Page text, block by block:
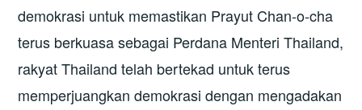
demokrasi untuk memastikan Prayut Chan-o-cha
terus berkuasa sebagai Perdana Menteri Thailand,
rakyat Thailand telah bertekad untuk terus
memperjuangkan demokrasi dengan mengadakan